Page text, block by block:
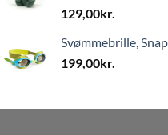
129,00kr.
Svømmebrille,
199,00kr.